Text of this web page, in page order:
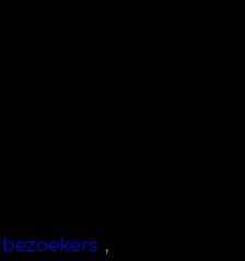
bezoekers ,